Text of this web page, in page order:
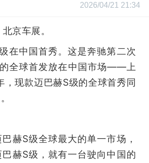
2026/04/21 21:34
京车展。
在中国首秀。这是奔驰第二次
全球首发放在中国市场——上
，现款迈巴赫S级的全球首秀同
赫S级全球最大的单一市场，
赫S级，就有一台驶向中国的